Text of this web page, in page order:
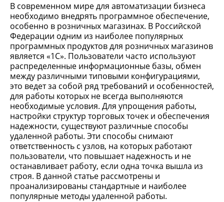
В современном мире для автоматизации бизнеса
необходимо внедрять программное обеспечение,
особенно в розничных магазинах. В Российской
Федерации одним из наиболее популярных
программных продуктов для розничных магазинов
является «1С». Пользователи часто используют
распределенные информационные базы, обмен
между различными типовыми конфигурациями,
это ведет за собой ряд требований и особенностей,
для работы которых не всегда выполняются
необходимые условия. Для упрощения работы,
настройки структур торговых точек и обеспечения
надежности, существуют различные способы
удаленной работы. Эти способы снимают
ответственность с узлов, на которых работают
пользователи, что повышает надежность и не
останавливает работу, если одна точка вышла из
строя. В данной статье рассмотрены и
проанализированы стандартные и наиболее
популярные методы удаленной работы.